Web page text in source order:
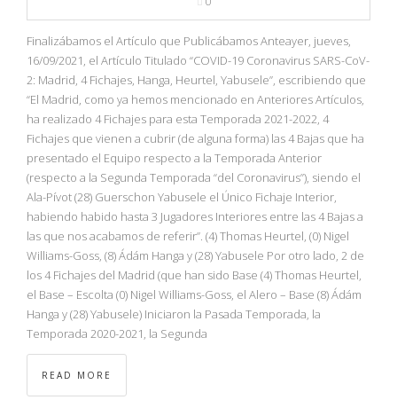
Finalizábamos el Artículo que Publicábamos Anteayer, jueves,
16/09/2021, el Artículo Titulado “COVID-19 Coronavirus SARS-CoV-
2: Madrid, 4 Fichajes, Hanga, Heurtel, Yabusele”, escribiendo que
“El Madrid, como ya hemos mencionado en Anteriores Artículos,
ha realizado 4 Fichajes para esta Temporada 2021-2022, 4
Fichajes que vienen a cubrir (de alguna forma) las 4 Bajas que ha
presentado el Equipo respecto a la Temporada Anterior
(respecto a la Segunda Temporada “del Coronavirus”), siendo el
Ala-Pívot (28) Guerschon Yabusele el Único Fichaje Interior,
habiendo habido hasta 3 Jugadores Interiores entre las 4 Bajas a
las que nos acabamos de referir”. (4) Thomas Heurtel, (0) Nigel
Williams-Goss, (8) Ádám Hanga y (28) Yabusele Por otro lado, 2 de
los 4 Fichajes del Madrid (que han sido Base (4) Thomas Heurtel,
el Base – Escolta (0) Nigel Williams-Goss, el Alero – Base (8) Ádám
Hanga y (28) Yabusele) Iniciaron la Pasada Temporada, la
Temporada 2020-2021, la Segunda
READ MORE